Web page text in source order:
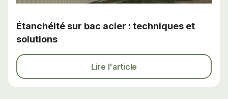
Étanchéité sur bac acier : techniques et
solutions
Lire l'article